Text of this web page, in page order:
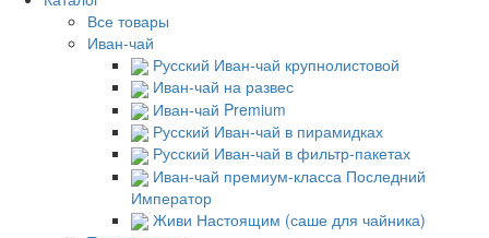
Все товары
Иван-чай
Русский Иван-чай крупнолистовой
Иван-чай на развес
Иван-чай Premium
Русский Иван-чай в пирамидках
Русский Иван-чай в фильтр-пакетах
Иван-чай премиум-класса Последний
Император
Живи Настоящим (саше для чайника)